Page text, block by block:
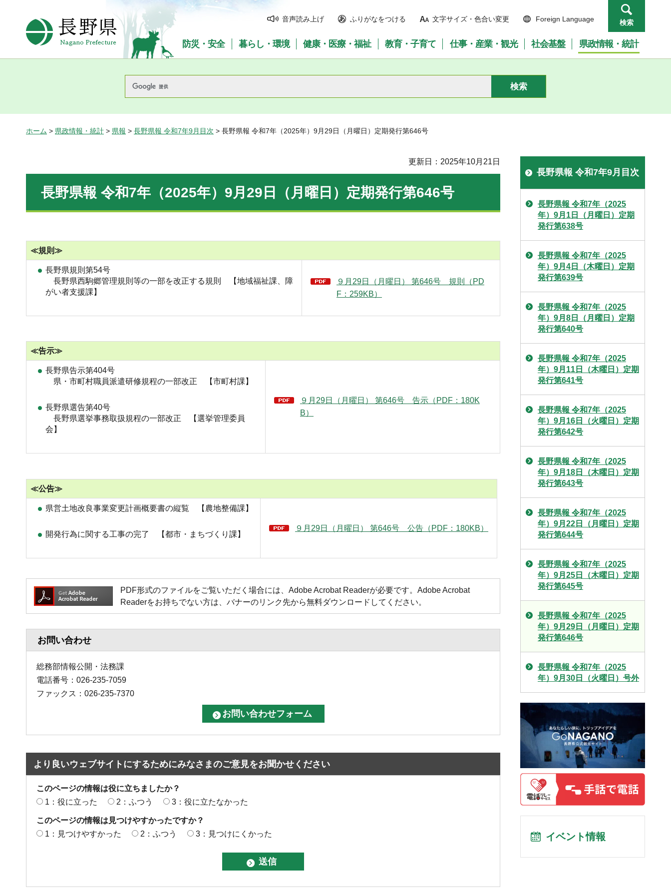
長野県Nagano Prefecture
音声読み上げ ふりがなをつける 文字サイズ・色合い変更 Foreign Language 検索
防災・安全 暮らし・環境 健康・医療・福祉 教育・子育て 仕事・産業・観光 社会基盤 県政情報・統計
ホーム > 県政情報・統計 > 県報 > 長野県報 令和7年9月目次 > 長野県報 令和7年（2025年）9月29日（月曜日）定期発行第646号
更新日：2025年10月21日
長野県報 令和7年（2025年）9月29日（月曜日）定期発行第646号
≪規則≫
長野県規則第54号
長野県西駒郷管理規則等の一部を改正する規則 【地域福祉課、障
がい者支援課】
９月29日（月曜日） 第646号 規則（PD
F：259KB）
≪告示≫
長野県告示第404号
県・市町村職員派遣研修規程の一部改正 【市町村課】
長野県選告第40号
長野県選挙事務取扱規程の一部改正 【選挙管理委員
会】
９月29日（月曜日） 第646号 告示（PDF：180K
B）
≪公告≫
県営土地改良事業変更計画概要書の縦覧 【農地整備課】
開発行為に関する工事の完了 【都市・まちづくり課】
９月29日（月曜日） 第646号 公告（PDF：180KB）
PDF形式のファイルをご覧いただく場合には、Adobe Acrobat Readerが必要です。Adobe Acrobat
Readerをお持ちでない方は、バナーのリンク先から無料ダウンロードしてください。
お問い合わせ
総務部情報公開・法務課
電話番号：026-235-7059
ファックス：026-235-7370
より良いウェブサイトにするためにみなさまのご意見をお聞かせください
このページの情報は役に立ちましたか？
1：役に立った
2：ふつう 3：役に立たなかった
このページの情報は見つけやすかったですか？
1：見つけやすかった
2：ふつう 3：見つけにくかった
長野県報 令和7年9月目次
長野県報 令和7年（2025
年）9月1日（月曜日）定期
発行第638号
長野県報 令和7年（2025
年）9月4日（木曜日）定期
発行第639号
長野県報 令和7年（2025
年）9月8日（月曜日）定期
発行第640号
長野県報 令和7年（2025
年）9月11日（木曜日）定期
発行第641号
長野県報 令和7年（2025
年）9月16日（火曜日）定期
発行第642号
長野県報 令和7年（2025
年）9月18日（木曜日）定期
発行第643号
長野県報 令和7年（2025
年）9月22日（月曜日）定期
発行第644号
長野県報 令和7年（2025
年）9月25日（木曜日）定期
発行第645号
長野県報 令和7年（2025
年）9月29日（月曜日）定期
発行第646号
長野県報 令和7年（2025
年）9月30日（火曜日）号外
イベント情報